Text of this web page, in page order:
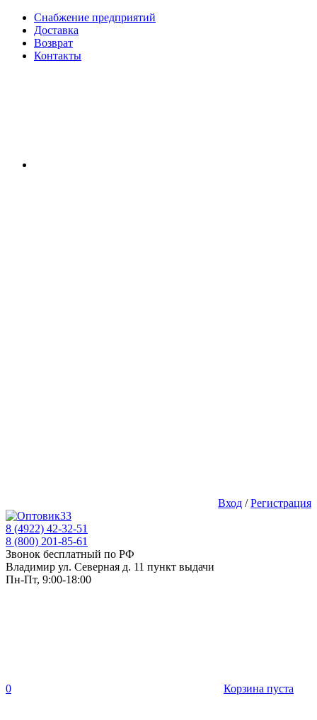
Снабжение предприятий
Доставка
Возврат
Контакты
Вход /Регистрация
8 (4922) 42-32-51
8 (800) 201-85-61
Звонок бесплатный по РФ
Владимир ул. Северная д. 11 пункт выдачи
Пн-Пт, 9:00-18:00
0 Корзина пуста